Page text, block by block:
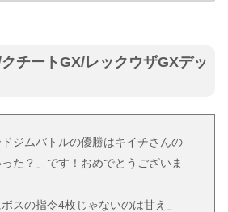
チートGX/レックウザGXデッ
ジムバトルの優勝はキイチさんの
った？」です！おめでとうございま
スの指令4枚じゃないのは甘え」